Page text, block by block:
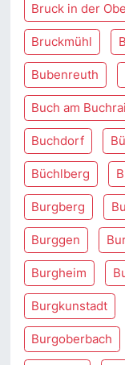
Bruck in der
Bruckmühl
Bubenreuth
Buch am
Buchdorf
Büchlberg
Burgberg
Burggen
Burgheim
Burgkunstadt
Burgoberbach